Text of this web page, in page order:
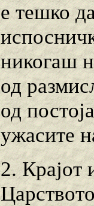
е тешко
никогаш
од
од
ужасите
2. Крајот